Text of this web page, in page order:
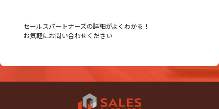
セールスパートナーズの詳細がよくわかる！
お気軽にお問い合わせください